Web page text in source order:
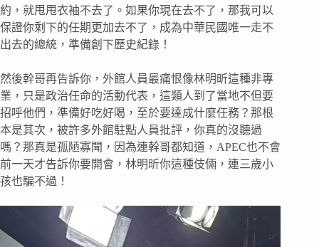
約，就甩甩衣袖不去了。如果你現在去不了，那我可以
保證你剩下的任期更加去不了，成為中華民國唯一走不
出去的總統，準備創下歷史紀錄！
然後幹哥再告訴你，外館人員最痛恨像林明昕這種非專
業，只是政治任命的活動代表，這類人到了當地不但要
招呼他們，準備好吃好喝，至於要達成什麼任務？那根
本是其次，被許多外館駐點人員批評，你真的沒聽過
嗎？那真是孤陋寡聞，因為連幹哥都知道，APEC也不會
前一天才告訴你要開會，林明昕你這種伎倆，連三歲小
孩也騙不過！